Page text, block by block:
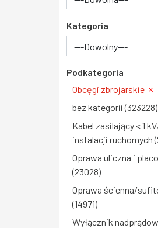
Kategoria
---Dowolny---
Podkategoria
Obcęgi zbrojarskie
bez kategorii (323228)
Kabel zasilający < 1
instalacji ruchomych
Oprawa uliczna i
(23028)
Oprawa ścienna/
(14971)
Wyłącznik